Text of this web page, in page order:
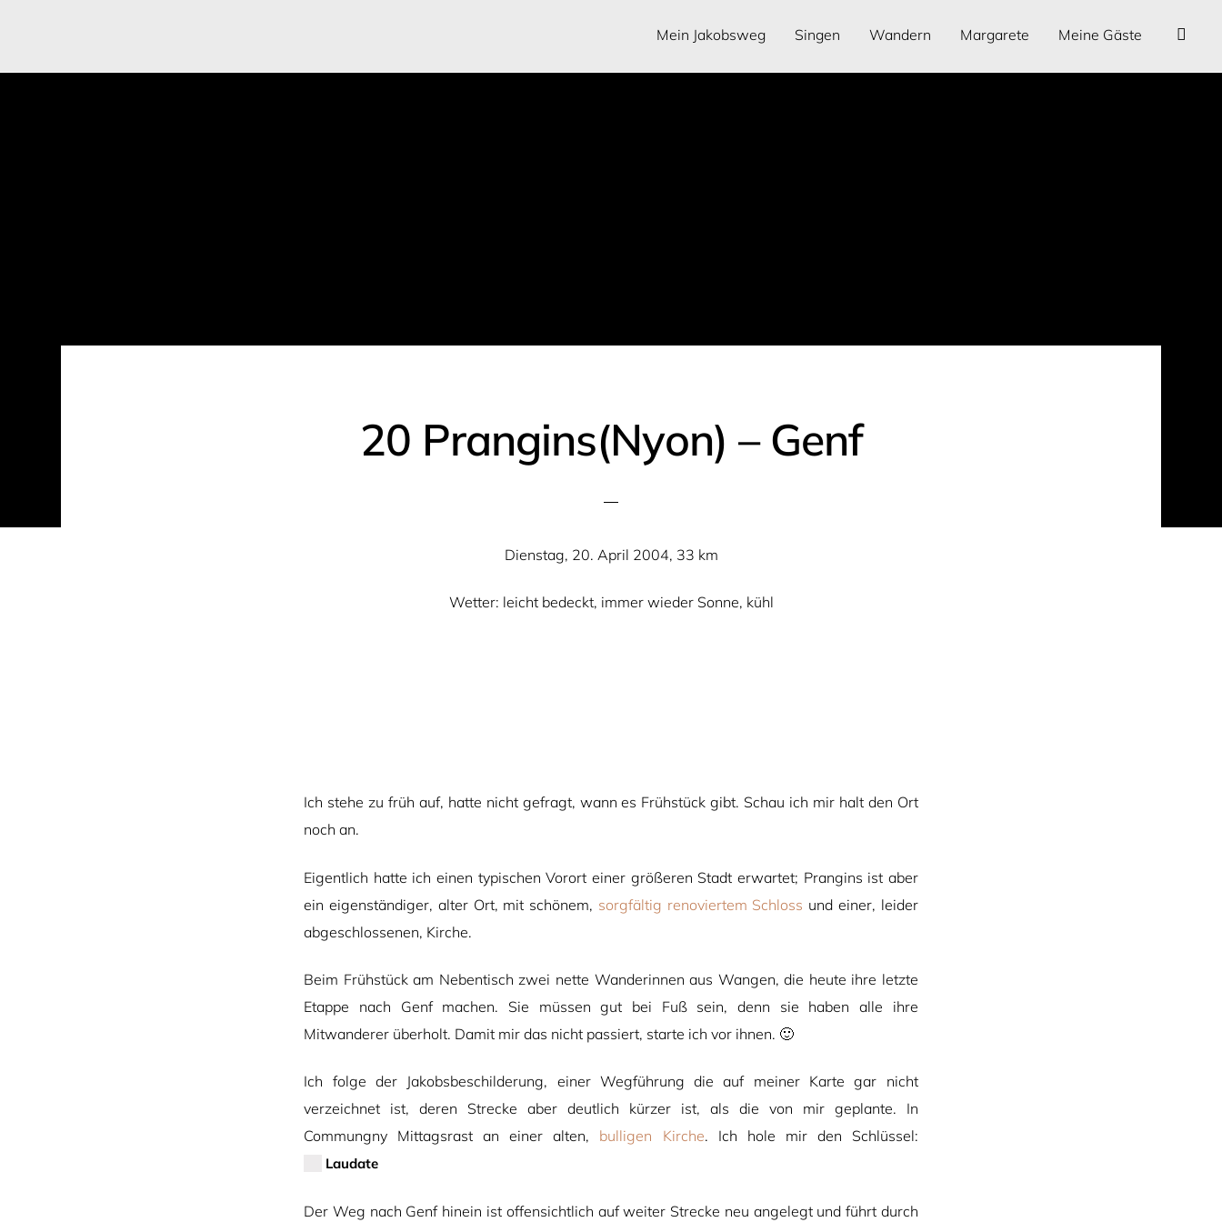
Mein Jakobsweg Singen Wandern Margarete Meine Gäste
20 Prangins(Nyon) – Genf
Dienstag, 20. April 2004, 33 km
Wetter: leicht bedeckt, immer wieder Sonne, kühl
Ich stehe zu früh auf, hatte nicht gefragt, wann es Frühstück gibt. Schau ich mir halt den Ort
noch an.
Eigentlich hatte ich einen typischen Vorort einer größeren Stadt erwartet; Prangins ist aber
ein eigenständiger, alter Ort, mit schönem, sorgfältig renoviertem Schloss und einer, leider
abgeschlossenen, Kirche.
Beim Frühstück am Nebentisch zwei nette Wanderinnen aus Wangen, die heute ihre letzte
Etappe nach Genf machen. Sie müssen gut bei Fuß sein, denn sie haben alle ihre
Mitwanderer überholt. Damit mir das nicht passiert, starte ich vor ihnen. 🙂
Ich folge der Jakobsbeschilderung, einer Wegführung die auf meiner Karte gar nicht
verzeichnet ist, deren Strecke aber deutlich kürzer ist, als die von mir geplante. In
Commungny Mittagsrast an einer alten, bulligen Kirche. Ich hole mir den Schlüssel:
Laudate
Der Weg nach Genf hinein ist offensichtlich auf weiter Strecke neu angelegt und führt durch